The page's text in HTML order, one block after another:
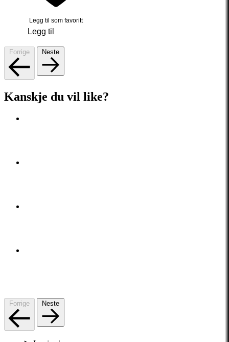
Legg til som favoritt
Legg til
Forrige Neste
Kanskje du vil like?
Forrige Neste